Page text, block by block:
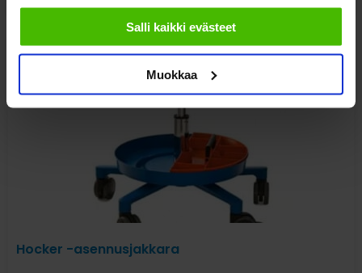
sallimiisi evästeisiin.
Salli kaikki evästeet
Muokkaa
Hocker -asennusjakkara